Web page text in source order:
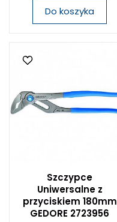
Do koszyka
Szczypce
Uniwersalne z
przyciskiem 180mm
GEDORE 2723956